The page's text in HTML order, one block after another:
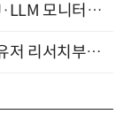
[올쇼TV] AI 시대의 옵저버빌리티: GPU·LLM 모니터링부터 AI 기반 장애 대응까지 (8/11 생방송)
그럴듯하지만 AI가 만든 티가 난다면? 유저 리서치부터 배포까지! (9/15)